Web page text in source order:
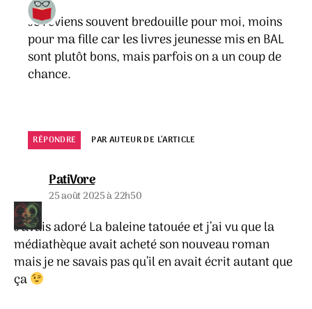
Je reviens souvent bredouille pour moi, moins
pour ma fille car les livres jeunesse mis en BAL
sont plutôt bons, mais parfois on a un coup de
chance.
RÉPONDRE PAR AUTEUR DE L’ARTICLE
PatiVoredit :
25 août 2025 à 22h50
J’avais adoré La baleine tatouée et j’ai vu que la
médiathèque avait acheté son nouveau roman
mais je ne savais pas qu’il en avait écrit autant que
ça